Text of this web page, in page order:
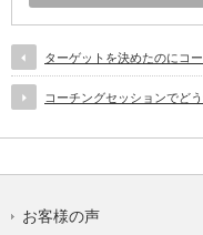
ターゲットを決めたのにコ
コーチングセッションでど
お客様の声